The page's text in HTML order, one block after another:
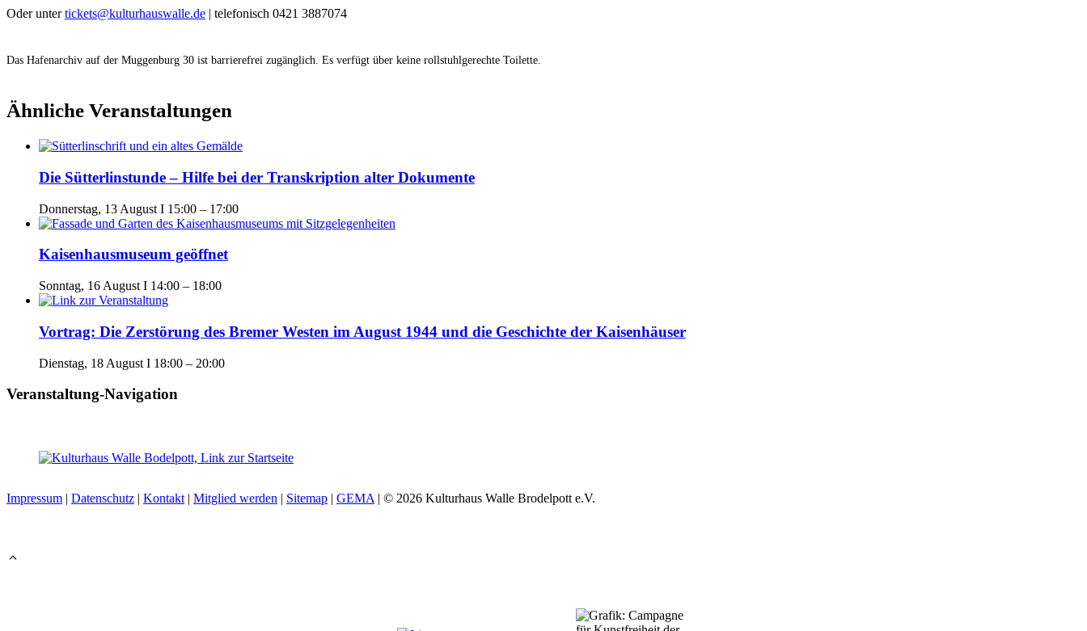
Oder untertickets@kulturhauswalle.de | telefonisch 0421 3887074
Das Hafenarchiv auf der Muggenburg 30 ist barrierefrei zugänglich. Es verfügt über keine rollstuhlgerechte Toilette.
Ähnliche Veranstaltungen
Die Sütterlinstunde – Hilfe bei der Transkription alter Dokumente
Donnerstag, 13 August I 15:00 – 17:00
Kaisenhausmuseum geöffnet
Sonntag, 16 August I 14:00 – 18:00
Vortrag: Die Zerstörung des Bremer Westen im August 1944 und die Geschichte der Kaisenhäuser
Dienstag, 18 August I 18:00 – 20:00
Veranstaltung-Navigation
Impressum | Datenschutz | Kontakt | Mitglied werden | Sitemap | GEMA | © 2026 Kulturhaus Walle Brodelpott e.V.